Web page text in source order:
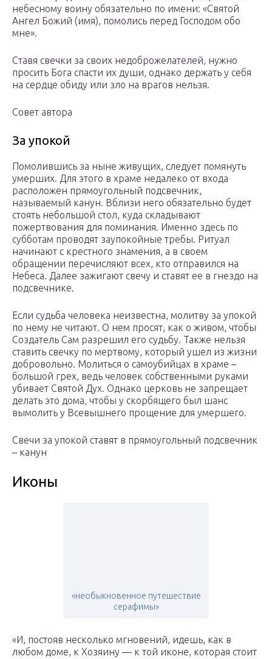
небесному воину обязательно по имени: «Святой
Ангел Божий (имя), помолись перед Господом обо
мне».
Ставя свечки за своих недоброжелателей, нужно
просить Бога спасти их души, однако держать у себя
на сердце обиду или зло на врагов нельзя.
Совет автора
За упокой
Помолившись за ныне живущих, следует помянуть
умерших. Для этого в храме недалеко от входа
расположен прямоугольный подсвечник,
называемый канун. Вблизи него обязательно будет
стоять небольшой стол, куда складывают
пожертвования для поминания. Именно здесь по
субботам проводят заупокойные требы. Ритуал
начинают с крестного знамения, а в своем
обращении перечисляют всех, кто отправился на
Небеса. Далее зажигают свечу и ставят ее в гнездо на
подсвечнике.
Если судьба человека неизвестна, молитву за упокой
по нему не читают. О нем просят, как о живом, чтобы
Создатель Сам разрешил его судьбу. Также нельзя
ставить свечку по мертвому, который ушел из жизни
добровольно. Молиться о самоубийцах в храме –
большой грех, ведь человек собственными руками
убивает Святой Дух. Однако церковь не запрещает
делать это дома, чтобы у скорбящего был шанс
вымолить у Всевышнего прощение для умершего.
Свечи за упокой ставят в прямоугольный подсвечник
– канун
Иконы
«необыкновенное путешествие
серафимы»
«И, постояв несколько мгновений, идешь, как в
любом доме, к Хозяину — к той иконе, которая стоит